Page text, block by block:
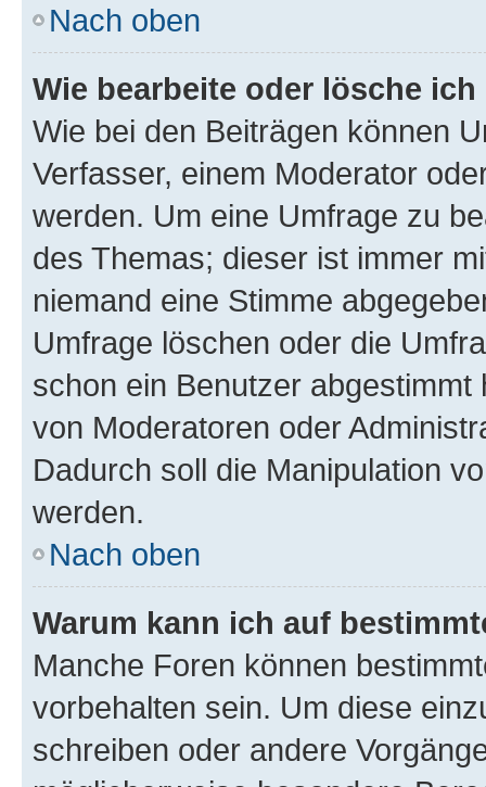
Nach oben
Wie bearbeite oder lösche
Wie bei den Beiträgen können
Verfasser, einem Moderator
werden. Um eine Umfrage zu
des Themas; dieser ist immer
niemand eine Stimme
Umfrage löschen oder die
schon ein Benutzer
von Moderatoren oder
Dadurch soll die Manipulation
werden.
Nach oben
Warum kann ich auf
Manche Foren können
vorbehalten sein. Um diese
schreiben oder andere